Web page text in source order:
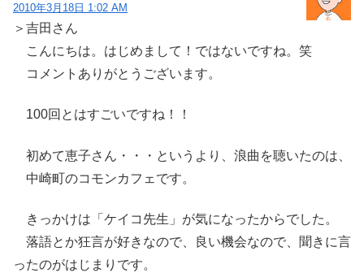
2010年3月18日 1:02 AM
＞吉田さん
こんにちは。はじめまして！ではないですね。笑
コメントありがとうございます。
100回とはすごいですね！！
初めて恵子さん・・・というより、浪曲を聴いたのは、
中崎町のコモンカフェです。
きっかけは「ケイコ先生」が気になったからでした。
落語とか狂言が好きなので、良い機会なので、聞きに言
ったのがはじまりです。